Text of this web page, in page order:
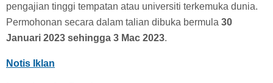
pengajian tinggi tempatan atau universiti terkemuka dunia.
Permohonan secara dalam talian dibuka bermula 30
Januari 2023 sehingga 3 Mac 2023.
Notis Iklan